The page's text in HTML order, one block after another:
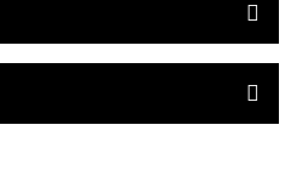
yorumu siz yapın!